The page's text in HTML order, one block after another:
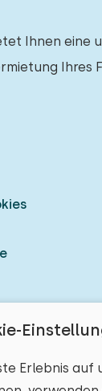
Erlebnis auf
Ihnen eine
Ihres